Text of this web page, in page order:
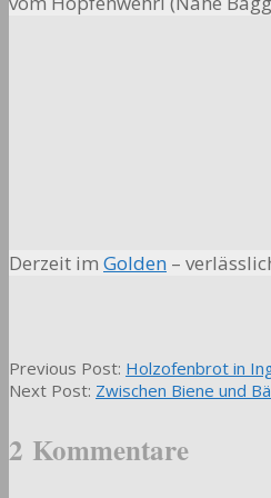
Derzeit im Golden –
2017-
03-
Previous Post: Holzofenbrot in
Next Post: Zwischen Biene und
2 Kommentare